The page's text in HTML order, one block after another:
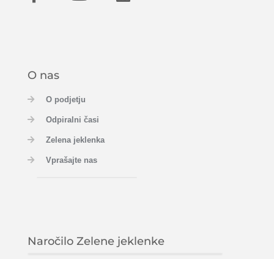
O nas
O podjetju
Odpiralni časi
Zelena jeklenka
Vprašajte nas
Naročilo Zelene jeklenke